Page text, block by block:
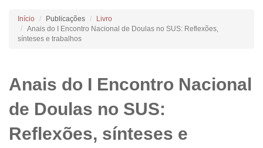
Início Publicações
Livro
Anais do I Encontro Nacional de Doulas no SUS: Reflexões,
sínteses e trabalhos
Anais do I Encontro Nacional
de Doulas no SUS:
Reflexões, sínteses e